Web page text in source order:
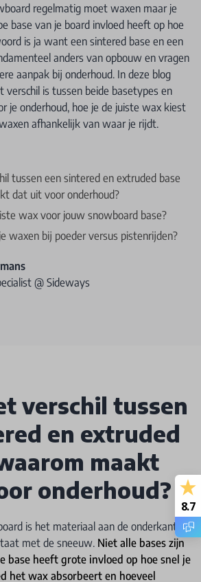
regelmatig moet waxen maar je
base van je board invloed heeft op hoe
is ja want een sintered base en een
anders van opbouw en vragen
aanpak bij onderhoud. In deze blog
is tussen beide basetypes en
je onderhoud, hoe je de juiste wax kiest
afhankelijk van waar je rijdt.
tussen een sintered en extruded base
dat uit voor onderhoud?
wax voor jouw snowboard base?
waxen bij poeder versus pistenrijden?
@ Sideways
verschil tussen
en extruded
maakt
onderhoud?
is het materiaal aan de onderkant
met de sneeuw. Niet alle bases zijn
base heeft grote invloed op hoe snel je
het wax absorbeert en hoeveel
8.7